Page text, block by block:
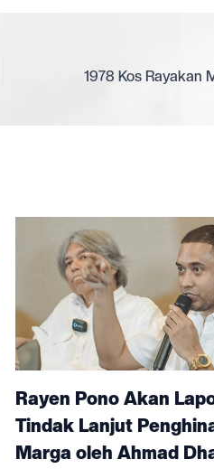
Rayen Pono Akan
Tindak Lanjut
Marga oleh Ahmad